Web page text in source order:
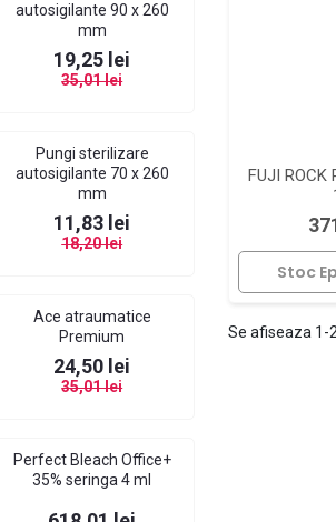
autosigilante 90 x 260
mm
Pret
19,25 lei
35,01 lei
Pungi sterilizare
autosigilante 70 x 260
mm
Pret
11,83 lei
18,20 lei
Ace atraumatice
Premium
Pret
24,50 lei
35,01 lei
Perfect Bleach Office+
35% seringa 4 ml
FUJI ROCK
Stoc
Se afiseaza 1-